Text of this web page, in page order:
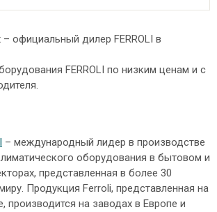
официальный дилер FERROLI в
FERROLI по низким ценам и с
– международный лидер в производстве
оборудования в бытовом и
представленная в более 30
Продукция Ferroli, представленная на
производится на заводах в Европе и